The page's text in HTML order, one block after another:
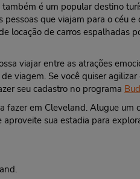
é um popular destino
que viajam para o céu
locação de carros espalhadas
viajar entre as atrações
viagem. Se você quiser
seu cadastro no programa
fazer em Cleveland. Alugue
aproveite sua estadia para